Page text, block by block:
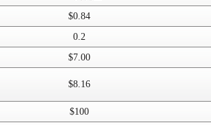
$0.84
0.2
$7.00
$8.16
$100